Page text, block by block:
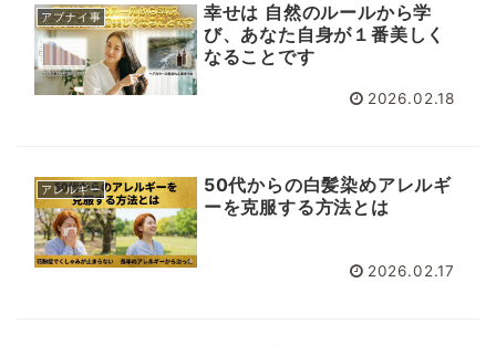
アブナイ事
幸せは 自然のルールから学
び、あなた自身が１番美しく
なることです
2026.02.18
アレルギー
50代からの白髪染めアレルギ
ーを克服する方法とは
2026.02.17